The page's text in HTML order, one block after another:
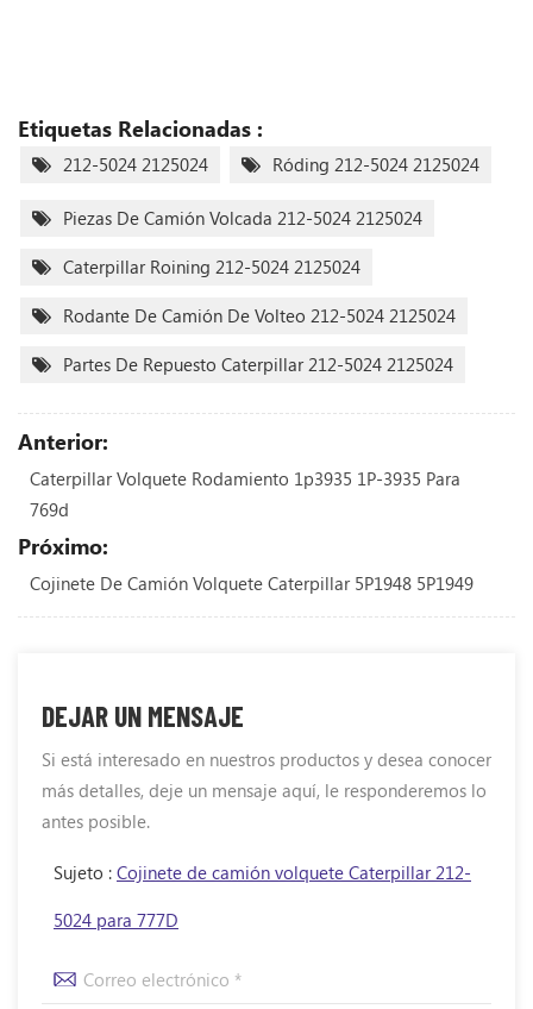
Etiquetas Relacionadas :
212-5024 2125024 Róding 212-5024 2125024
Piezas De Camión Volcada 212-5024 2125024
Caterpillar Roining 212-5024 2125024
Rodante De Camión De Volteo 212-5024 2125024
Partes De Repuesto Caterpillar 212-5024 2125024
Anterior:
Caterpillar Volquete Rodamiento 1p3935 1P-3935 Para
769d
Próximo:
Cojinete De Camión Volquete Caterpillar 5P1948 5P1949
DEJAR UN MENSAJE
Si está interesado en nuestros productos y desea conocer
más detalles, deje un mensaje aquí, le responderemos lo
antes posible.
Sujeto : Cojinete de camión volquete Caterpillar 212-
5024 para 777D